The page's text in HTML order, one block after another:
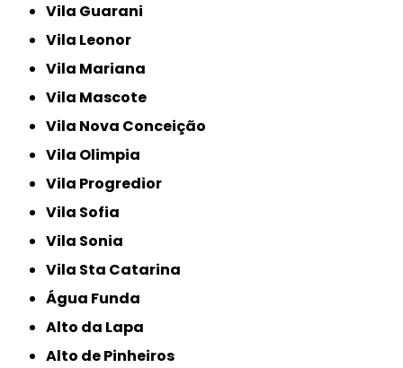
Vila Guarani
Vila Leonor
Vila Mariana
Vila Mascote
Vila Nova Conceição
Vila Olimpia
Vila Progredior
Vila Sofia
Vila Sonia
Vila Sta Catarina
Água Funda
Alto da Lapa
Alto de Pinheiros